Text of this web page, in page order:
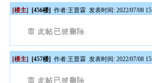
[楼主] [456楼] 作者:王普霖 发表时间: 2022/07/08
[楼主] [457楼] 作者:王普霖 发表时间: 2022/07/08